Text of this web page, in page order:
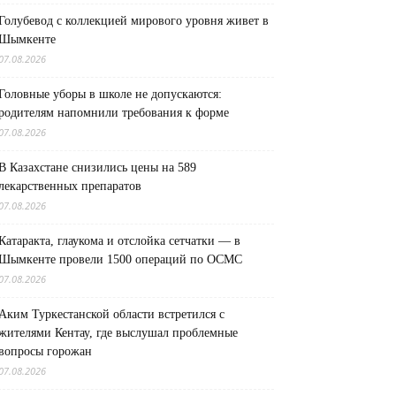
с коллекцией мирового уровня живет в
уборы в школе не допускаются:
напомнили требования к форме
Казахстане снизились цены на 589
препаратов
глаукома и отслойка сетчатки — в
провели 1500 операций по ОСМС
Туркестанской области встретился с
Кентау, где выслушал проблемные
горожан